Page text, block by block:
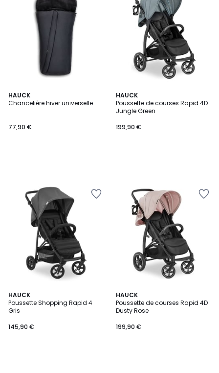
HAUCK
Chancelière hiver universelle
77,90 €
HAUCK
Poussette de courses Rapid 4D
Jungle Green
199,90 €
HAUCK
Poussette Shopping Rapid 4
Gris
145,90 €
HAUCK
Poussette de courses Rapid 4D
Dusty Rose
199,90 €